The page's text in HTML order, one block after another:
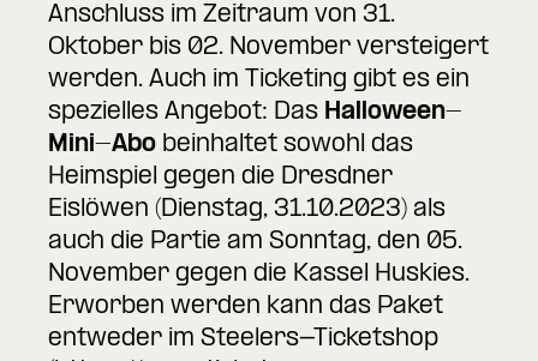
Anschluss im Zeitraum von 31.
Oktober bis 02. November versteigert
werden. Auch im Ticketing gibt es ein
spezielles Angebot: Das Halloween-
Mini-Abo beinhaltet sowohl das
Heimspiel gegen die Dresdner
Eislöwen (Dienstag, 31.10.2023) als
auch die Partie am Sonntag, den 05.
November gegen die Kassel Huskies.
Erworben werden kann das Paket
entweder im Steelers-Ticketshop